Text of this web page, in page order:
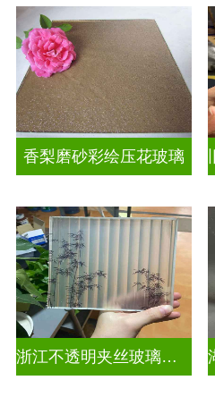
香梨磨砂彩绘压花玻璃
浙江不透明夹丝玻璃定做